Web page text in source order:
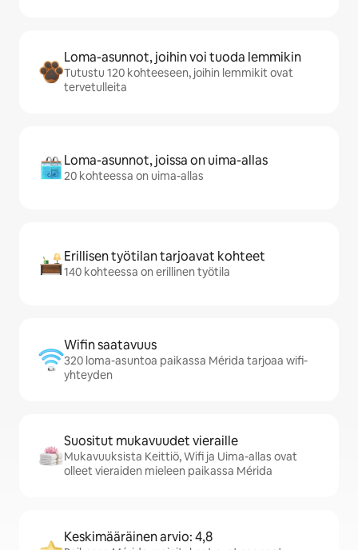
Loma-asunnot, joihin voi tuoda lemmikin
Tutustu 120 kohteeseen, joihin lemmikit ovat
tervetulleita
Loma-asunnot, joissa on uima-allas
20 kohteessa on uima-allas
Erillisen työtilan tarjoavat kohteet
140 kohteessa on erillinen työtila
Wifin saatavuus
320 loma-asuntoa paikassa Mérida tarjoaa wifi-
yhteyden
Suositut mukavuudet vieraille
Mukavuuksista Keittiö, Wifi ja Uima-allas ovat
olleet vieraiden mieleen paikassa Mérida
Keskimääräinen arvio: 4,8